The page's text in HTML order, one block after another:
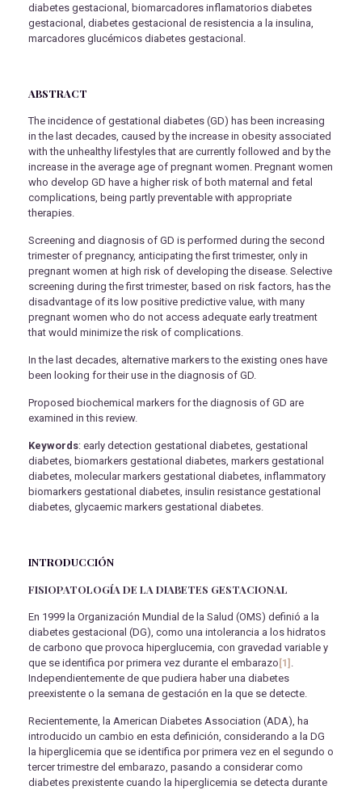
diabetes gestacional, biomarcadores inflamatorios diabetes
gestacional, diabetes gestacional de resistencia a la insulina,
marcadores glucémicos diabetes gestacional.
ABSTRACT
The incidence of gestational diabetes (GD) has been increasing
in the last decades, caused by the increase in obesity associated
with the unhealthy lifestyles that are currently followed and by the
increase in the average age of pregnant women. Pregnant women
who develop GD have a higher risk of both maternal and fetal
complications, being partly preventable with appropriate
therapies.
Screening and diagnosis of GD is performed during the second
trimester of pregnancy, anticipating the first trimester, only in
pregnant women at high risk of developing the disease. Selective
screening during the first trimester, based on risk factors, has the
disadvantage of its low positive predictive value, with many
pregnant women who do not access adequate early treatment
that would minimize the risk of complications.
In the last decades, alternative markers to the existing ones have
been looking for their use in the diagnosis of GD.
Proposed biochemical markers for the diagnosis of GD are
examined in this review.
Keywords: early detection gestational diabetes, gestational
diabetes, biomarkers gestational diabetes, markers gestational
diabetes, molecular markers gestational diabetes, inflammatory
biomarkers gestational diabetes, insulin resistance gestational
diabetes, glycaemic markers gestational diabetes.
INTRODUCCIÓN
FISIOPATOLOGÍA DE LA DIABETES GESTACIONAL
En 1999 la Organización Mundial de la Salud (OMS) definió a la
diabetes gestacional (DG), como una intolerancia a los hidratos
de carbono que provoca hiperglucemia, con gravedad variable y
que se identifica por primera vez durante el embarazo [1]
Independientemente de que pudiera haber una diabetes
preexistente o la semana de gestación en la que se detecte.
Recientemente, la American Diabetes Association (ADA), ha
introducido un cambio en esta definición, considerando a la DG
la hiperglicemia que se identifica por primera vez en el segundo o
tercer trimestre del embarazo, pasando a considerar como
diabetes prexistente cuando la hiperglicemia se detecta durante